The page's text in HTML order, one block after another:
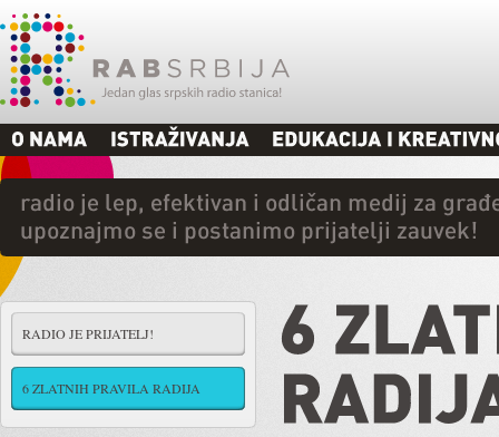
RADIO JE PRIJATELJ!
6 ZLATNIH PRAVILA RADIJA